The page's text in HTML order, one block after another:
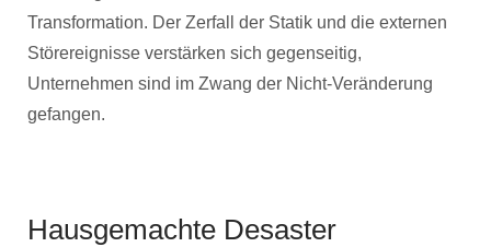
Transformation. Der Zerfall der Statik und die externen
Störereignisse verstärken sich gegenseitig,
Unternehmen sind im Zwang der Nicht-Veränderung
gefangen.
Hausgemachte Desaster